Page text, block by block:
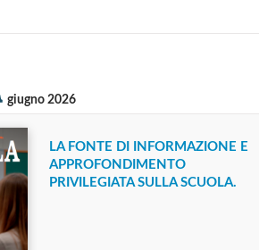
giugno 2026
LA FONTE DI INFORMAZIONE E
APPROFONDIMENTO
PRIVILEGIATA SULLA SCUOLA.